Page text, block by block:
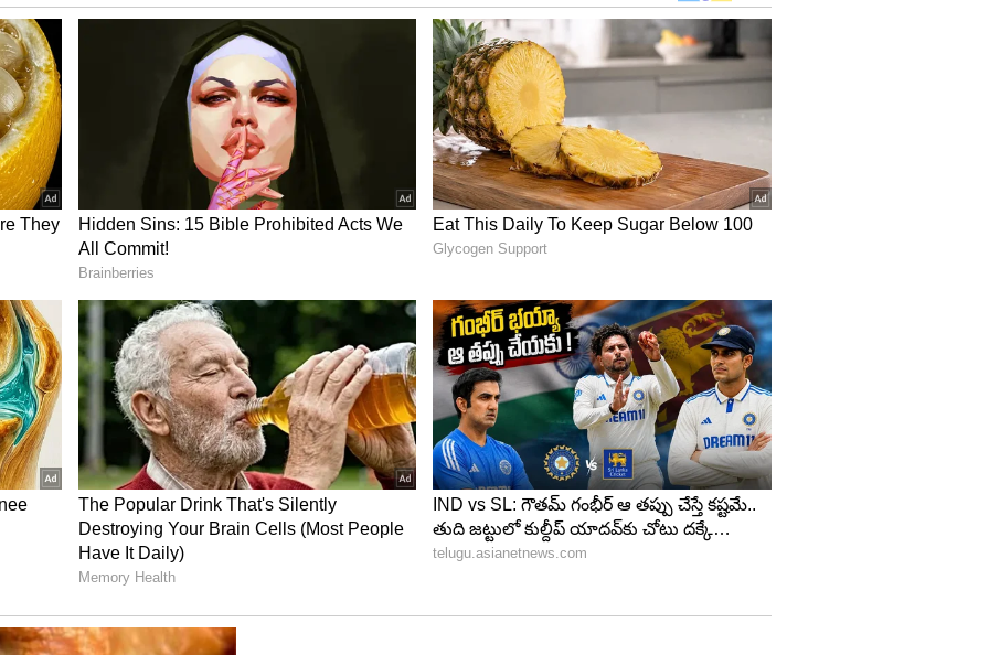
హనీ రోజ్ ?
తప్పుకోవడానికి కారణాలు మాత్రం తెలియలేదు. చిరు బాబీ
షూటింగ్ లో పాల్గొనలేదు. కనీసం హైదరాబాద్ కి కూడా
నుంచి తప్పుకున్నది వాస్తవమే అంటూ ప్రచారం